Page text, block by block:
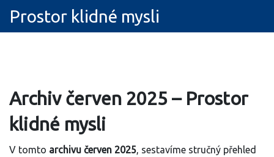
Prostor klidné mysli
Archiv červen 2025 – Prostor
klidné mysli
V tomto archivu červen 2025, sestavíme stručný přehled